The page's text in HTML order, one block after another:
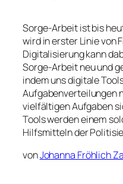
Sorge-Arbeit ist bis
wird in erster Linie von
Digitalisierung kann
Sorge-Arbeit neu und
indem uns digitale
Aufgabenverteilungen
vielfältigen Aufgaben
Tools werden einem
Hilfsmitteln der
vonJohanna Fröhlich